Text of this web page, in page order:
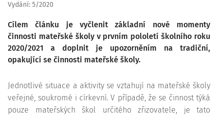
Vydání: 5/2020
Cílem článku je vyčlenit základní nové momenty
činnosti mateřské školy v prvním pololetí školního roku
2020/2021 a doplnit je upozorněním na tradiční,
opakující se činnosti mateřské školy.
Jednotlivé situace a aktivity se vztahují na mateřské školy
veřejné, soukromé i církevní. V případě, že se činnost týká
pouze mateřských škol určitého zřizovatele, je tato